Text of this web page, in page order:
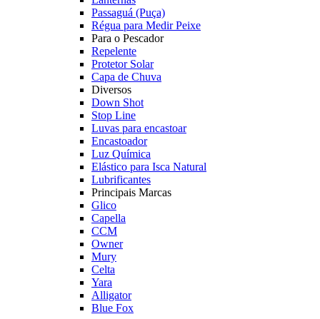
Passaguá (Puça)
Régua para Medir Peixe
Para o Pescador
Repelente
Protetor Solar
Capa de Chuva
Diversos
Down Shot
Stop Line
Luvas para encastoar
Encastoador
Luz Química
Elástico para Isca Natural
Lubrificantes
Principais Marcas
Glico
Capella
CCM
Owner
Mury
Celta
Yara
Alligator
Blue Fox